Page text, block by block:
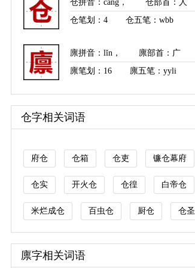
仓拼音 ： cāng ， 仓部首 ：人
仓笔划： 4 仓五笔：wbb
廪拼音 ： lǐn ， 廪部首 ：广
廪笔划： 16 廪五笔：yyli
仓字相关词语
府仓 仓箱 仓吏 镰仓幕府
仓实 开火仓 仓徨 白帝仓
米烂成仓 百虫仓 厨仓 仓圣
廪字相关词语